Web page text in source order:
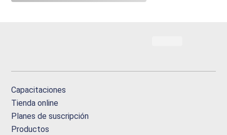
Capacitaciones
Tienda online
Planes de suscripción
Productos